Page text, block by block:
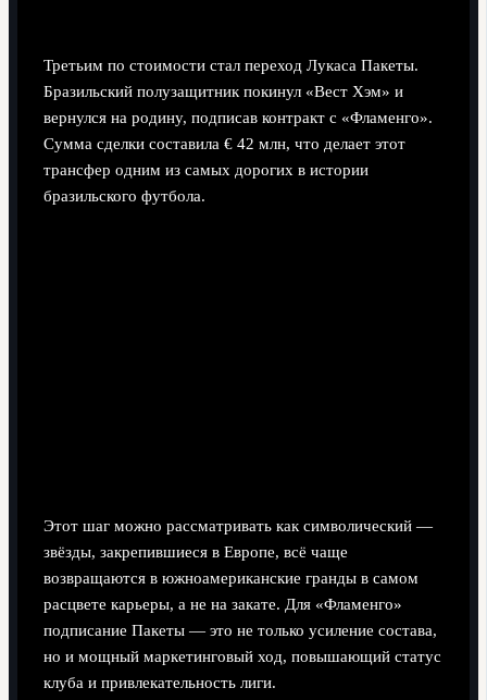
Третьим по стоимости стал переход Лукаса Пакеты.
Бразильский полузащитник покинул «Вест Хэм» и
вернулся на родину, подписав контракт с «Фламенго».
Сумма сделки составила € 42 млн, что делает этот
трансфер одним из самых дорогих в истории
бразильского футбола.
Этот шаг можно рассматривать как символический —
звёзды, закрепившиеся в Европе, всё чаще
возвращаются в южноамериканские гранды в самом
расцвете карьеры, а не на закате. Для «Фламенго»
подписание Пакеты — это не только усиление состава,
но и мощный маркетинговый ход, повышающий статус
клуба и привлекательность лиги.